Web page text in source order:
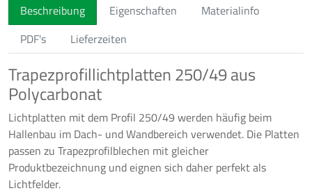
Beschreibung Eigenschaften
Materialinfo
PDF's
Lieferzeiten
Trapezprofillichtplatten 250/49 aus
Polycarbonat
Lichtplatten mit dem Profil 250/49 werden häufig beim
Hallenbau im Dach- und Wandbereich verwendet. Die Platten
passen zu Trapezprofilblechen mit gleicher
Produktbezeichnung und eignen sich daher perfekt als
Lichtfelder.